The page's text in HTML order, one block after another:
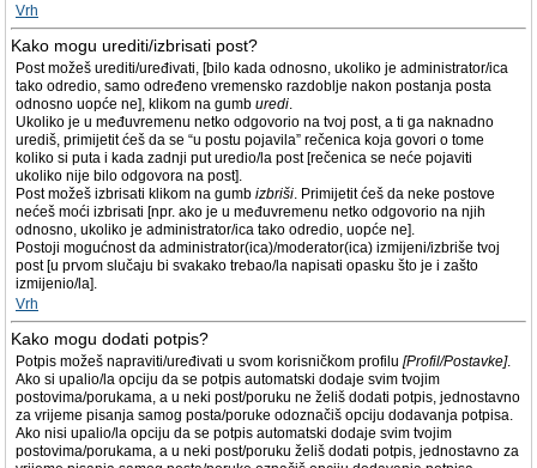
Vrh
Kako mogu urediti/izbrisati post?
Post možeš urediti/uređivati, [bilo kada odnosno, ukoliko je administrator/ica
tako odredio, samo određeno vremensko razdoblje nakon postanja posta
odnosno uopće ne], klikom na gumb uredi.
Ukoliko je u međuvremenu netko odgovorio na tvoj post, a ti ga naknadno
urediš, primijetit ćeš da se “u postu pojavila” rečenica koja govori o tome
koliko si puta i kada zadnji put uredio/la post [rečenica se neće pojaviti
ukoliko nije bilo odgovora na post].
Post možeš izbrisati klikom na gumb izbriši. Primijetit ćeš da neke postove
nećeš moći izbrisati [npr. ako je u međuvremenu netko odgovorio na njih
odnosno, ukoliko je administrator/ica tako odredio, uopće ne].
Postoji mogućnost da administrator(ica)/moderator(ica) izmijeni/izbriše tvoj
post [u prvom slučaju bi svakako trebao/la napisati opasku što je i zašto
izmijenio/la].
Vrh
Kako mogu dodati potpis?
Potpis možeš napraviti/uređivati u svom korisničkom profilu [Profil/Postavke].
Ako si upalio/la opciju da se potpis automatski dodaje svim tvojim
postovima/porukama, a u neki post/poruku ne želiš dodati potpis, jednostavno
za vrijeme pisanja samog posta/poruke odoznačiš opciju dodavanja potpisa.
Ako nisi upalio/la opciju da se potpis automatski dodaje svim tvojim
postovima/porukama, a u neki post/poruku želiš dodati potpis, jednostavno za